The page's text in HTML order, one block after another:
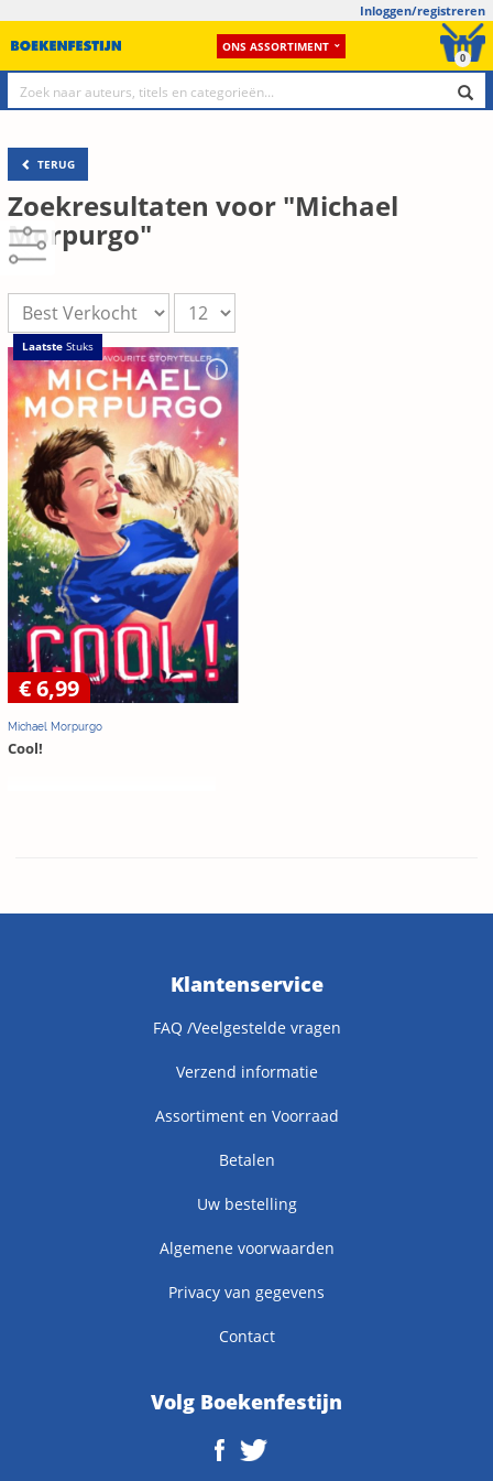
Inloggen/registreren
ONS ASSORTIMENT
0
TERUG
Zoekresultaten voor "Michael
Morpurgo"
LaatsteStuks
€ 6,99
Michael Morpurgo
Cool!
Klantenservice
FAQ /Veelgestelde vragen
Verzend informatie
Assortiment en Voorraad
Betalen
Uw bestelling
Algemene voorwaarden
Privacy van gegevens
Contact
Volg Boekenfestijn